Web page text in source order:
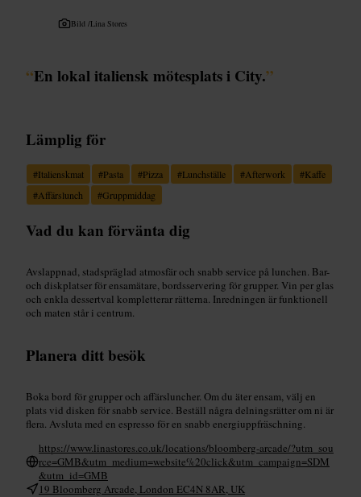
Bild /Lina Stores
“En lokal italiensk mötesplats i City.”
Lämplig för
#Italienskmat #Pasta #Pizza #Lunchställe #Afterwork #Kaffe
#Affärslunch #Gruppmiddag
Vad du kan förvänta dig
Avslappnad, stadspräglad atmosfär och snabb service på lunchen. Bar-
och diskplatser för ensamätare, bordsservering för grupper. Vin per glas
och enkla dessertval kompletterar rätterna. Inredningen är funktionell
och maten står i centrum.
Planera ditt besök
Boka bord för grupper och affärsluncher. Om du äter ensam, välj en
plats vid disken för snabb service. Beställ några delningsrätter om ni är
flera. Avsluta med en espresso för en snabb energiuppfräschning.
https://www.linastores.co.uk/locations/bloomberg-arcade/?utm_sou
rce=GMB&utm_medium=website%20click&utm_campaign=SDM
&utm_id=GMB
19 Bloomberg Arcade, London EC4N 8AR, UK